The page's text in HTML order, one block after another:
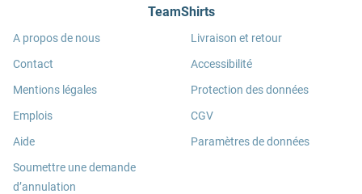
TeamShirts
A propos de nous
Contact
Mentions légales
Emplois
Aide
Soumettre une demande
d’annulation
Livraison et retour
Accessibilité
Protection des données
CGV
Paramètres de données